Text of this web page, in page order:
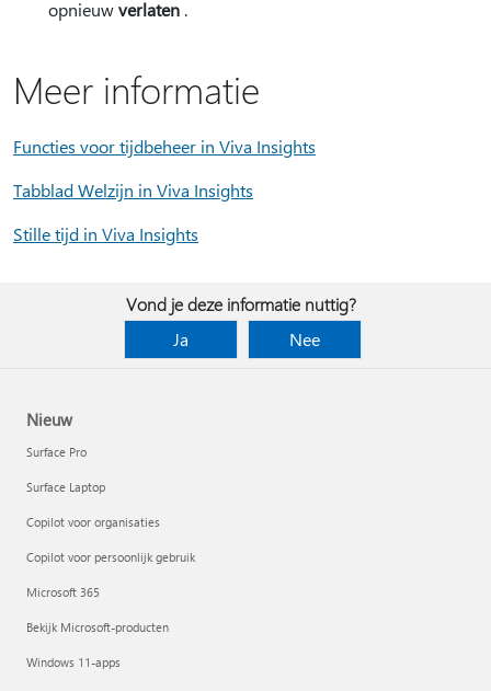
opnieuwverlaten .
Meer informatie
Functies voor tijdbeheer in Viva Insights
Tabblad Welzijn in Viva Insights
Stille tijd in Viva Insights
Vond je deze informatie nuttig?
Ja
Nee
Nieuw
Surface Pro
Surface Laptop
Copilot voor organisaties
Copilot voor persoonlijk gebruik
Microsoft 365
Bekijk Microsoft-producten
Windows 11-apps